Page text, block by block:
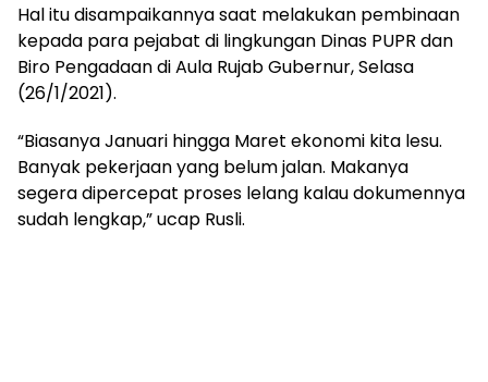
Hal itu disampaikannya saat melakukan pembinaan
kepada para pejabat di lingkungan Dinas PUPR dan
Biro Pengadaan di Aula Rujab Gubernur, Selasa
(26/1/2021).
“Biasanya Januari hingga Maret ekonomi kita lesu.
Banyak pekerjaan yang belum jalan. Makanya
segera dipercepat proses lelang kalau dokumennya
sudah lengkap,” ucap Rusli.